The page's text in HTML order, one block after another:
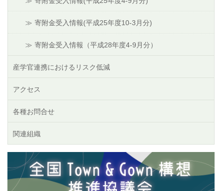
寄附金受入情報(平成25年度10-3月分)
寄附金受入情報（平成28年度4-9月分）
産学官連携におけるリスク低減
アクセス
各種お問合せ
関連組織